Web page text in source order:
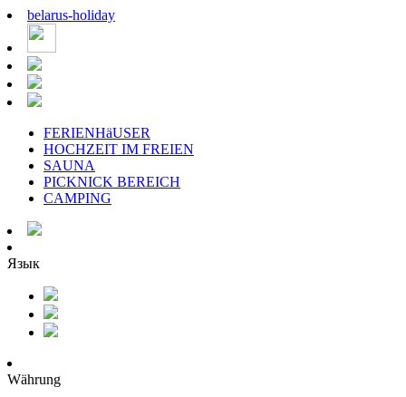
belarus-holiday
FERIENHäUSER
HOCHZEIT IM FREIEN
SAUNA
PICKNICK BEREICH
CAMPING
Язык
Währung